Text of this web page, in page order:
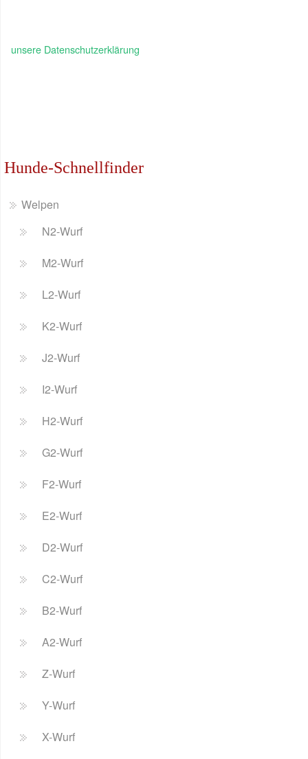
unsere Datenschutzerklärung
Hunde-Schnellfinder
Welpen
N2-Wurf
M2-Wurf
L2-Wurf
K2-Wurf
J2-Wurf
I2-Wurf
H2-Wurf
G2-Wurf
F2-Wurf
E2-Wurf
D2-Wurf
C2-Wurf
B2-Wurf
A2-Wurf
Z-Wurf
Y-Wurf
X-Wurf